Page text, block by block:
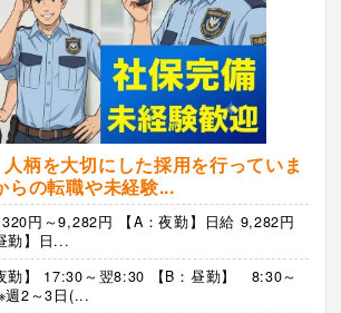
柄を大切にした採用を行っていま
らの転職や未経験...
円～9,282円 【A：夜勤】日給 9,282円
勤】日...
勤】 17:30～翌8:30 【B：昼勤】 8:30～
週2～3日(...